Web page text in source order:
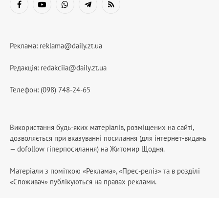
FacebookYouTubeWhatsAppTelegramRSS
Реклама: reklama@daily.zt.ua
Редакція: redakciia@daily.zt.ua
Телефон: (098) 748-24-65
Використання будь-яких матеріалів, розміщених на сайті,
дозволяється при вказуванні посилання (для інтернет-видань
— dofollow гіперпосилання) на Житомир Щодня.
Матеріали з поміткою «Реклама», «Прес-реліз» та в розділі
«Споживач» публікуються на правах реклами.